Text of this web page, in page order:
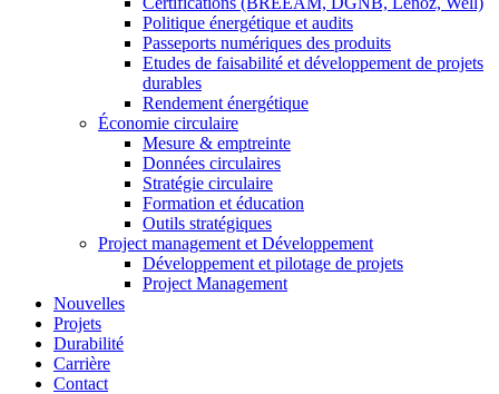
Politique énergétique et audits
Passeports numériques des produits
Etudes de faisabilité et développement de projets
durables
Rendement énergétique
Économie circulaire
Mesure & emptreinte
Données circulaires
Stratégie circulaire
Formation et éducation
Outils stratégiques
Project management et Développement
Développement et pilotage de projets
Project Management
Nouvelles
Projets
Durabilité
Carrière
Contact